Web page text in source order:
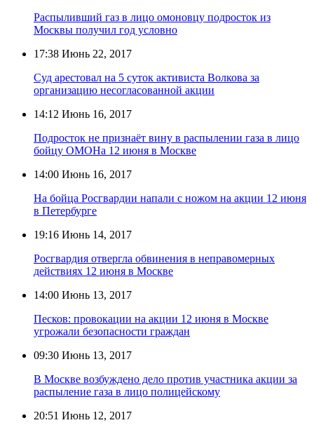
Распыливший газ в лицо омоновцу подросток из
Москвы получил год условно
17:38 Июнь 22, 2017
Суд арестовал на 5 суток активиста Волкова за
организацию несогласованной акции
14:12 Июнь 16, 2017
Подросток не признаёт вину в распылении газа в лицо
бойцу ОМОНа 12 июня в Москве
14:00 Июнь 16, 2017
На бойца Росгвардии напали с ножом на акции 12 июня
в Петербурге
19:16 Июнь 14, 2017
Росгвардия отвергла обвинения в неправомерных
действиях 12 июня в Москве
14:00 Июнь 13, 2017
Песков: провокации на акции 12 июня в Москве
угрожали безопасности граждан
09:30 Июнь 13, 2017
В Москве возбуждено дело против участника акции за
распыление газа в лицо полицейскому
20:51 Июнь 12, 2017